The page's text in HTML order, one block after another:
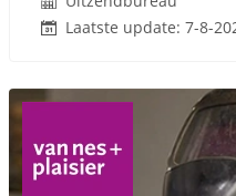
Laatste update: 7-8-